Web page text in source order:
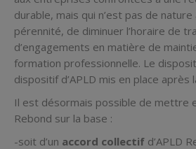
durable, mais qui n’est pas de
pérennité, de diminuer l’horaire de
d’engagements en matière de
formation professionnelle. Le
dispositif d’APLD mis en place après
Il est désormais possible de mettre
Rebond sur la base :
-soit d’un accord collectif d’APLD